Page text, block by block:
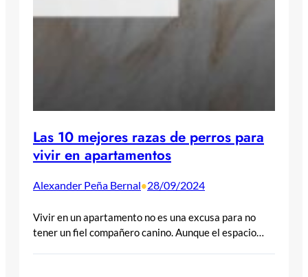
Las 10 mejores razas de perros para
vivir en apartamentos
Alexander Peña Bernal•28/09/2024
Vivir en un apartamento no es una excusa para no
tener un fiel compañero canino. Aunque el espacio…